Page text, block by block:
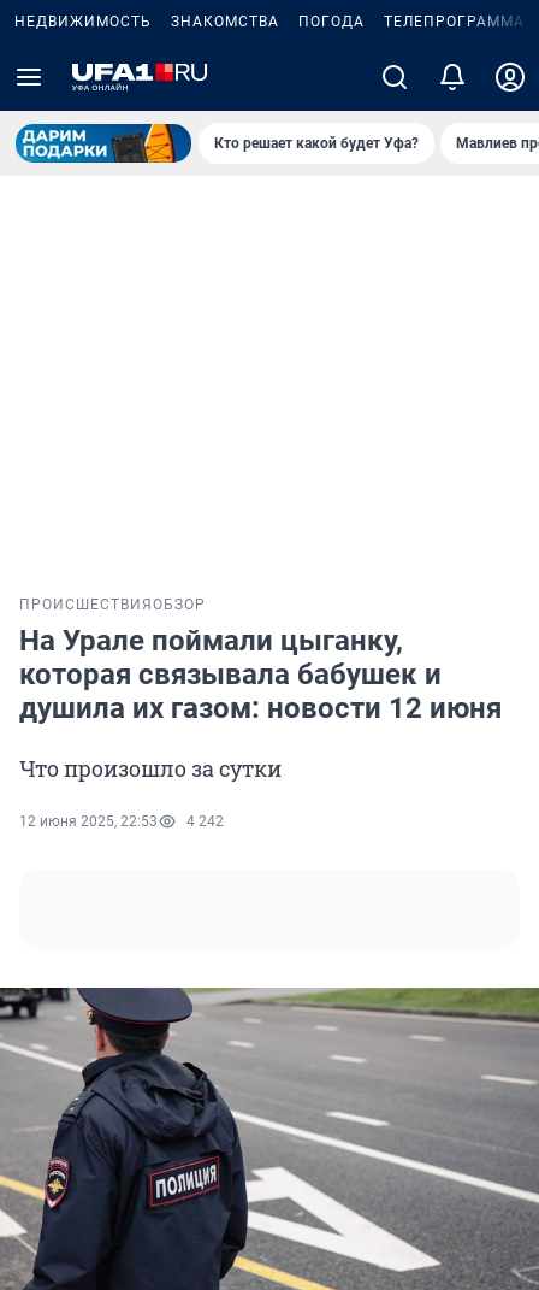
НЕДВИЖИМОСТЬ ЗНАКОМСТВА ПОГОДА ТЕЛЕПРОГРАММА
Кто решает какой будет Уфа? Мавлиев
ПРОИСШЕСТВИЯ ОБЗОР
На Урале поймали цыганку,
которая связывала бабушек и
душила их газом: новости 12 июня
Что произошло за сутки
12 июня 2025, 22:53 4 242